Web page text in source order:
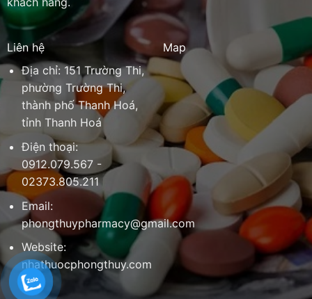
Liên hệ
Địa chỉ: 151 Trường Thi,
phường Trường Thi,
thành phố Thanh Hoá,
tỉnh Thanh Hoá
Điện thoại:
0912.079.567 -
02373.805.211
Email:
phongthuypharmacy@gmail.com
Website:
nhathuocphongthuy.com
Map